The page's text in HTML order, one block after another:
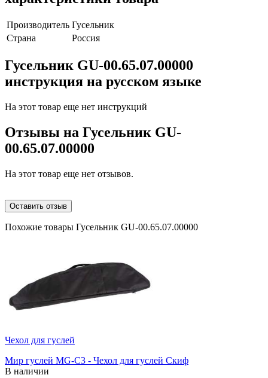
Производитель Гусельник
Страна
Россия
Гусельник GU-00.65.07.00000
инструкция на русском языке
На этот товар еще нет инструкций
Отзывы на Гусельник GU-
00.65.07.00000
На этот товар еще нет отзывов.
Оставить отзыв
Похожие товары Гусельник GU-00.65.07.00000
Чехол для гуслей
Мир гуслей MG-C3 - Чехол для гуслей Скиф
В наличии